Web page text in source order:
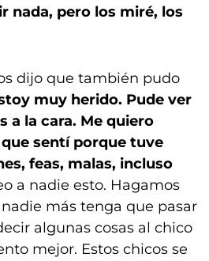
nada, pero los miré, los
dijo que también pudo
muy herido. Pude ver
a la cara. Me quiero
sentí porque tuve
feas, malas, incluso
a nadie esto. Hagamos
más tenga que pasar
algunas cosas al chico
mejor. Estos chicos se